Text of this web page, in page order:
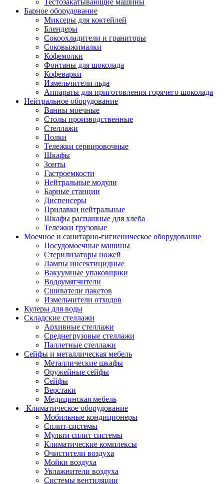
Тестозакатывающие машины
Барное оборудование
Миксеры для коктейлей
Блендеры
Сокоохладители и граниторы
Соковыжималки
Кофемолки
Фонтаны для шоколада
Кофеварки
Измельчители льда
Аппараты для приготовления горячего шоколада
Нейтральное оборудование
Ванны моечные
Столы производственные
Стеллажи
Полки
Тележки сервировочные
Шкафы
Зонты
Гастроемкости
Нейтральные модули
Барные станции
Диспенсеры
Прилавки нейтральные
Шкафы распашные для хлеба
Тележки грузовые
Моечное и санитарно-гигиеническое оборудование
Посудомоечные машины
Стерилизаторы ножей
Лампы инсектицидные
Вакуумные упаковщики
Водоумягчители
Сшиватели пакетов
Измельчители отходов
Кулеры для воды
Складские стеллажи
Архивные стеллажи
Среднегрузовые стеллажи
Паллетные стеллажи
Сейфы и металлическая мебель
Металлические шкафы
Оружейные сейфы
Сейфы
Верстаки
Медицинская мебель
Климатическое оборудование
Мобильные кондиционеры
Сплит-системы
Мульти сплит системы
Климатические комплексы
Очистители воздуха
Мойки воздуха
Увлажнители воздуха
Системы вентиляции